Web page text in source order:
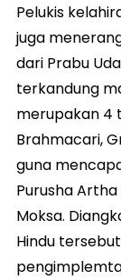
Pelukis
juga
dari Prabu
terkandung
merupakan 4
Brahmacari,
guna
Purusha
Moksa.
Hindu